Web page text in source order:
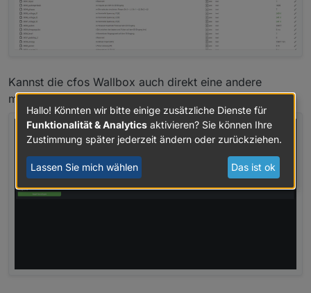
Kannst die cfos Wallbox auch direkt eine andere
mitsteuern lassen: (falls du mehrere hast)
Hallo! Könnten wir bitte einige zusätzliche Dienste für
Funktionalität & Analytics aktivieren? Sie können Ihre
Zustimmung später jederzeit ändern oder zurückziehen.
Lassen Sie mich wählen Das ist ok